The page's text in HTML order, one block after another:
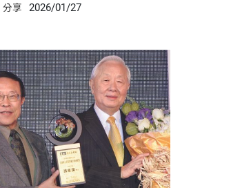
者重新思考大師留下的「和平藍
，守住個人與社會的和平。
分享 2026/01/27